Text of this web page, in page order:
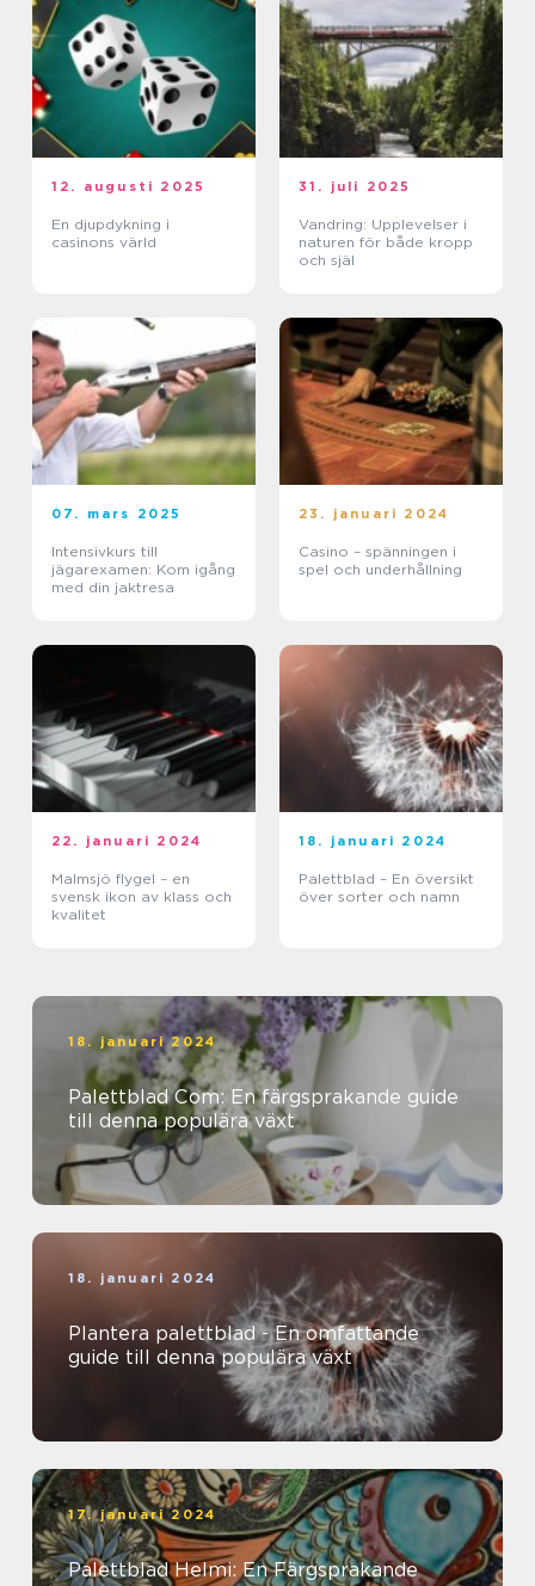
12. augusti 2025
En djupdykning i
casinons värld
31. juli 2025
Vandring: Upplevelser i
naturen för både kropp
och själ
07. mars 2025
Intensivkurs till
jägarexamen: Kom igång
med din jaktresa
23. januari 2024
Casino – spänningen i
spel och underhållning
22. januari 2024
Malmsjö flygel – en
svensk ikon av klass och
kvalitet
18. januari 2024
Palettblad – En översikt
över sorter och namn
18. januari 2024
Palettblad Com: En färgsprakande guide
till denna populära växt
18. januari 2024
Plantera palettblad - En omfattande
guide till denna populära växt
17. januari 2024
Palettblad Helmi: En Färgsprakande